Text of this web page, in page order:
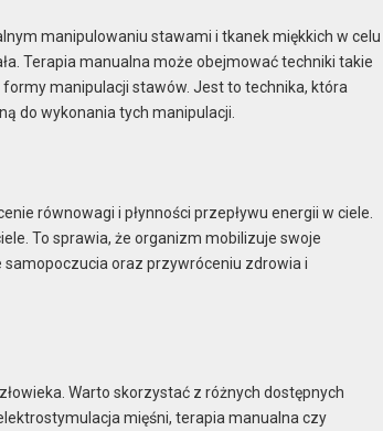
manipulowaniu stawami i tkanek miękkich w celu
Terapia manualna może obejmować techniki takie
manipulacji stawów. Jest to technika, która
do wykonania tych manipulacji.
równowagi i płynności przepływu energii w ciele.
To sprawia, że organizm mobilizuje swoje
samopoczucia oraz przywróceniu zdrowia i
Warto skorzystać z różnych dostępnych
mięśni, terapia manualna czy